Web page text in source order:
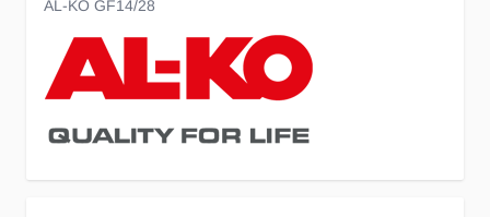
AL-KO GF14/28